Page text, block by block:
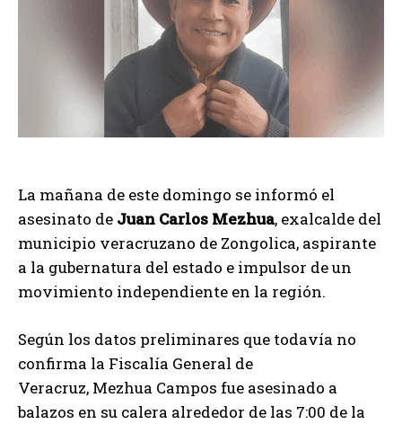
La mañana de este domingo se informó el
asesinato de Juan Carlos Mezhua, exalcalde del
municipio veracruzano de Zongolica, aspirante
a la gubernatura del estado e impulsor de un
movimiento independiente en la región.
Según los datos preliminares que todavía no
confirma la Fiscalía General de
Veracruz, Mezhua Campos fue asesinado a
balazos en su calera alrededor de las 7:00 de la